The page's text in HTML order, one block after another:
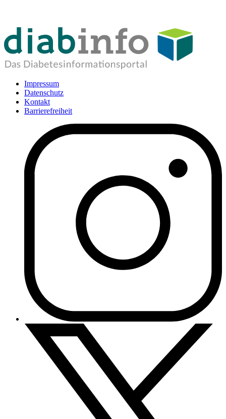
Impressum
Datenschutz
Kontakt
Barrierefreiheit